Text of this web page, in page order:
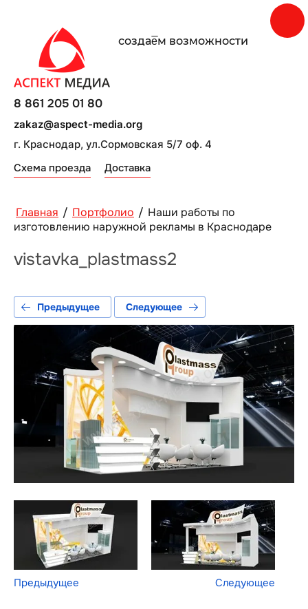
создаe̅м возможности
г. Краснодар, ул.Сормовская 5/7 оф. 4
Схема проезда Доставка
8 861 205 01 80
zakaz@aspect-media.org
Главная / Портфолио / Наши работы по
изготовлению наружной рекламы в Краснодаре
vistavka_plastmass2
Предыдущее Следующее
Предыдущее Следующее